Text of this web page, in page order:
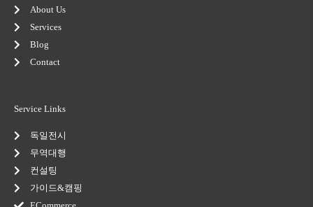
About Us
Services
Blog
Contact
Service Links
독일전시
무역대행
컨설팅
가이드&캠핑